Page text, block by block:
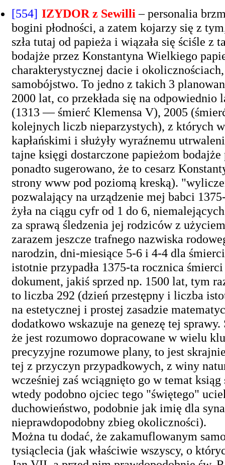
[554] IZYDOR z Sewilli – personalia
bogini płodności, a zatem kojarzy się z
szła tutaj od papieża i wiązała się ściśle
bodajże przez Konstantyna Wielkiego
charakterystycznej dacie i
samobójstwo. To jedno z takich 3
2000 lat, co przekłada się na
(1313 — śmierć Klemensa V), 2005
kolejnych liczb nieparzystych), z których
kapłańskimi i służyły wyraźnemu
tajne księgi dostarczone papieżom
ponadto sugerowano, że to cesarz
strony www pod poziomą kreską).
pozwalający na urządzenie mej babci
żyła na ciągu cyfr od 1 do 6,
za sprawą śledzenia jej rodziców z
zarazem jeszcze trafnego nazwiska
narodzin, dni-miesiące 5-6 i 4-4 dla
istotnie przypadła 1375-ta rocznica
dokument, jakiś sprzed np. 1500 lat, tym
to liczba 292 (dzień przestępny i liczba
na estetycznej i prostej zasadzie
dodatkowo wskazuje na genezę tej
że jest rozumowo dopracowane w wielu
precyzyjne rozumowe plany, to jest
tej z przyczyn przypadkowych, z winy
wcześniej zaś wciągnięto go w temat
wtedy podobno ojciec tego "świętego"
duchowieństwo, podobnie jak imię dla
nieprawdopodobny zbieg okoliczności).
Można tu dodać, że zakamuflowanym
tysiąclecia (jak właściwie wszyscy, o